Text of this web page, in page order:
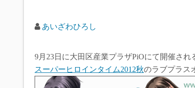
あいざわひろし
9月23日に大田区産業プラザPiOにて開催され
スーパーヒロインタイム2012秋のラブプラス